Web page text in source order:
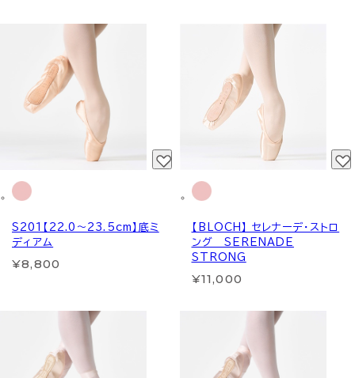
S201【22.0～23.5cm】底ミ
ディアム
¥8,800
【BLOCH】 セレナーデ・ストロ
ング SERENADE
STRONG
¥11,000